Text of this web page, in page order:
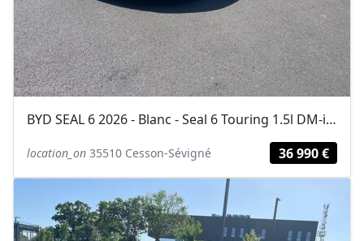
BYD SEAL 6 2026 - Blanc - Seal 6 Touring 1.5l DM-i 156 kW PHEV Comfort
location_on 35510 Cesson-Sévigné 36 990 €